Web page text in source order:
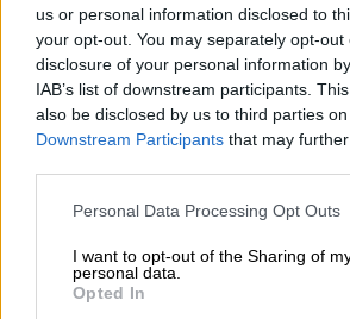
us or personal information disclosed to
your opt-out. You may separately opt-
disclosure of your personal information
IAB’s list of downstream participants.
also be disclosed by us to third parties
Downstream Participants that may
Please note that this website/app uses
not limited to your visit or usage
grant or deny consent to Google and its
use your data for below specified
Personal Data Processing Opt Outs
I want to opt-out of the Sharing of
personal data.
Opted In
1457679_miley-gamos.jpeg